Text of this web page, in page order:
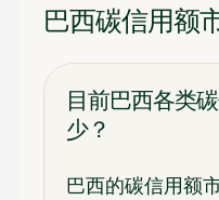
巴西碳信用额
目前巴西各类
少？
巴西的碳信用额